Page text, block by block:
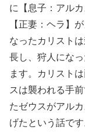
に【息子：アル
【正妻：ヘラ】
なったカリスト
長し、狩人にな
ます。カリスト
スは襲われる手
たゼウスがアル
げたという話です